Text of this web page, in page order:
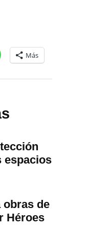
Más
espacios
obras de
Héroes